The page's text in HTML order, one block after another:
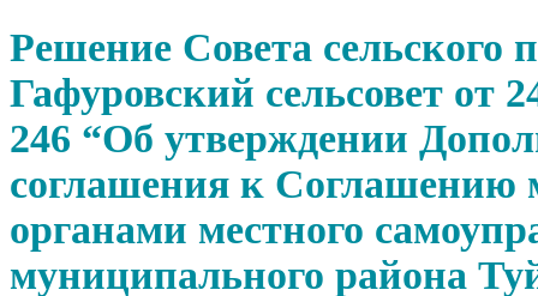
Решение Совета сельского
Гафуровский сельсовет от
246 “Об утверждении
соглашения к Соглашению
органами местного
муниципального района